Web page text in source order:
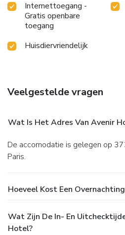
Internettoegang -
Gratis openbare
toegang
Huisdiervriendelijk
Veelgestelde vragen
Wat Is Het Adres Van Avenir
De accomodatie is gelegen op 373 Rue De Vaugirard in
Paris.
Hoeveel Kost Een
Wat Zijn De In- En
Hotel?